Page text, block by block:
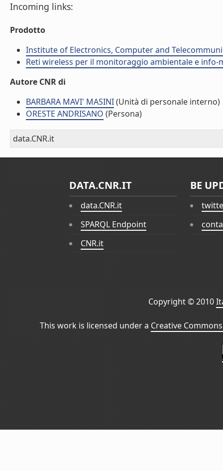
Incoming links:
Prodotto
Institute of Electronics, Computer and
Reti wireless per il monitoraggio ambientale e info-
Autore CNR di
BARBARA MAVI' MASINI(Unità di personale interno)
ORESTE ANDRISANO (Persona)
data.CNR.it
DATA.CNR.IT
data.CNR.it
SPARQL Endpoint
CNR.it
BE
Copyright © 2010
This work is licensed under a Creative